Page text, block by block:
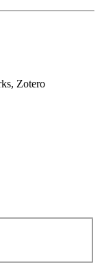
Zotero